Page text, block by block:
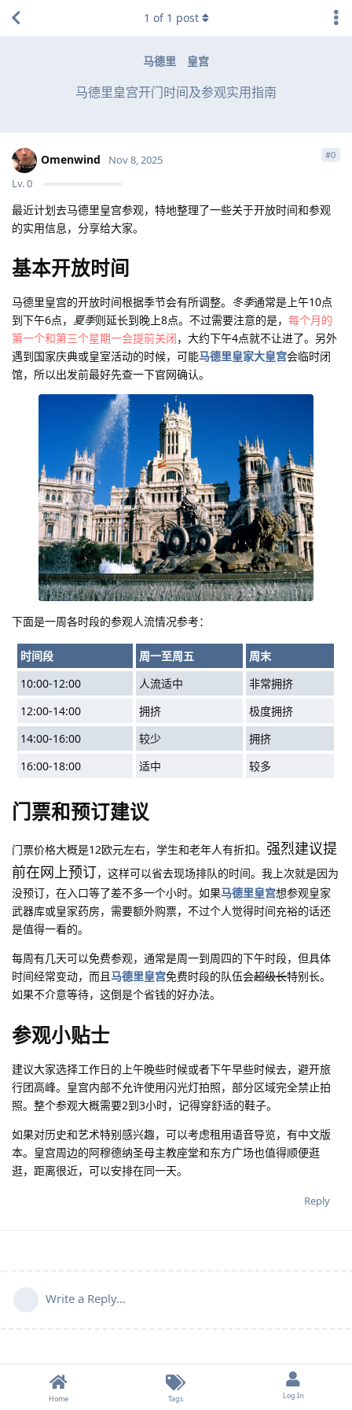
马德里 皇宫
马德里皇宫开门时间及参观实用指南
1 of 1 post
Omenwind
Lv.0
Nov 8, 2025 #0
最近计划去马德里皇宫参观，特地整理了一些关于开放时间和参观
的实用信息，分享给大家。
基本开放时间
马德里皇宫的开放时间根据季节会有所调整。 冬季通常是上午10点
到下午6点， 夏季则延长到晚上8点。不过需要注意的是， 每个月的
第一个和第三个星期一会提前关闭，大约下午4点就不让进了。另外
遇到国家庆典或皇室活动的时候，可能马德里皇家大皇宫会临时闭
馆，所以出发前最好先查一下官网确认。
下面是一周各时段的参观人流情况参考：
时间段 周一至周五
周末
10:00-12:00
人流适中
非常拥挤
12:00-14:00
拥挤
极度拥挤
14:00-16:00
较少
拥挤
16:00-18:00
适中 较多
门票和预订建议
门票价格大概是12欧元左右，学生和老年人有折扣。 强烈建议提
前在网上预订，这样可以省去现场排队的时间。我上次就是因为
没预订，在入口等了差不多一个小时。如果马德里皇宫想参观皇家
武器库或皇家药房，需要额外购票，不过个人觉得时间充裕的话还
是值得一看的。
每周有几天可以免费参观，通常是周一到周四的下午时段，但具体
时间经常变动，而且马德里皇宫免费时段的队伍会超级长特别长。
如果不介意等待，这倒是个省钱的好办法。
参观小贴士
建议大家选择工作日的上午晚些时候或者下午早些时候去，避开旅
行团高峰。皇宫内部不允许使用闪光灯拍照，部分区域完全禁止拍
照。整个参观大概需要2到3小时，记得穿舒适的鞋子。
如果对历史和艺术特别感兴趣，可以考虑租用语音导览，有中文版
本。皇宫周边的阿穆德纳圣母主教座堂和东方广场也值得顺便逛
逛，距离很近，可以安排在同一天。
Reply
Write a Reply...
Home Tags Log In